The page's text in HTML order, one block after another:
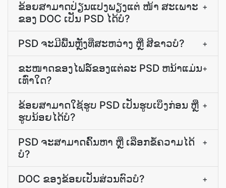
ຂ້ອຍສາມາດປ່ຽນແປງພຽງແຕ່ ໜ້າ ສະເພາະ
ຂອງ DOC ເປັນ PSD ໄດ້ບໍ?
+
PSD ຈະມີພື້ນຫຼັງທີ່ສະຫວ່າງ ຫຼື ສີຂາວບໍ? +
ຂະໜາດຂອງໄຟລ໌ຂອງແຕ່ລະ PSD ຫນ້າແມ່ນ
ເທົ່າໃດ?
+
ຂ້ອຍສາມາດໃຊ້ຮູບ PSD ເປັນຮູບເບິ່ງກ່ອນ ຫຼື
ຮູບນ້ອຍໄດ້ບໍ?
+
PSD ຈະ​ສາມາດ​ຄົ້ນຫາ ຫຼື ເລືອກ​ຂໍ້ຄວາມ​ໄດ້​
ບໍ?
+
DOC ຂອງ​ຂ້ອຍ​ເປັນ​ສ່ວນ​ຕົວ​ບໍ? +